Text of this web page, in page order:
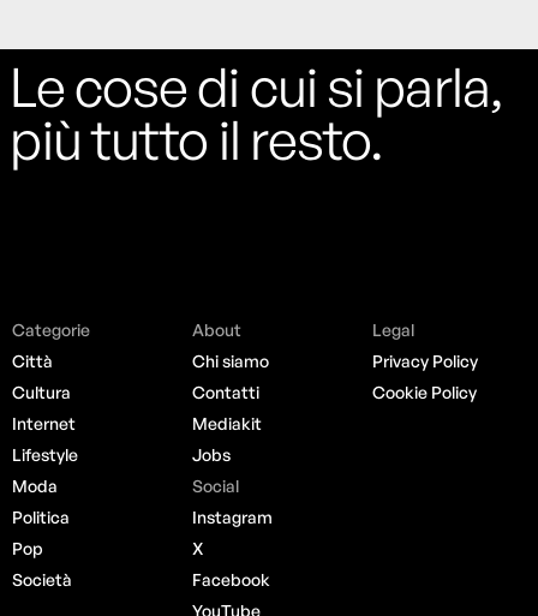
Le cose di cui si parla,
più tutto il resto.
Categorie
Città
Cultura
Internet
Lifestyle
Moda
Politica
Pop
Società
About
Chi siamo
Contatti
Mediakit
Jobs
Social
Instagram
X
Facebook
YouTube
Legal
Privacy Policy
Cookie Policy